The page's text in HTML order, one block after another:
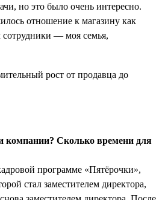
но это было очень интересно.
отношение к магазину как
сотрудники — моя семья,
Сколько времени для
программе «Пятёрочки»,
стал заместителем директора,